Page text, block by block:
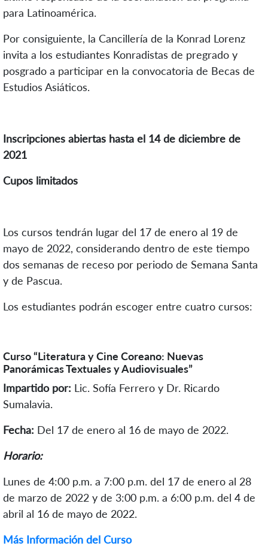
para Latinoamérica.
Por consiguiente, la Cancillería de la Konrad Lorenz
invita a los estudiantes Konradistas de pregrado y
posgrado a participar en la convocatoria de Becas de
Estudios Asiáticos.
Inscripciones abiertas hasta el 14 de diciembre de
2021
Cupos limitados
Los cursos tendrán lugar del 17 de enero al 19 de
mayo de 2022, considerando dentro de este tiempo
dos semanas de receso por periodo de Semana Santa
y de Pascua.
Los estudiantes podrán escoger entre cuatro cursos:
Curso “Literatura y Cine Coreano: Nuevas
Panorámicas Textuales y Audiovisuales”
Impartido por: Lic. Sofía Ferrero y Dr. Ricardo
Sumalavia.
Fecha: Del 17 de enero al 16 de mayo de 2022.
Horario:
Lunes de 4:00 p.m. a 7:00 p.m. del 17 de enero al 28
de marzo de 2022 y de 3:00 p.m. a 6:00 p.m. del 4 de
abril al 16 de mayo de 2022.
Más Información del Curso